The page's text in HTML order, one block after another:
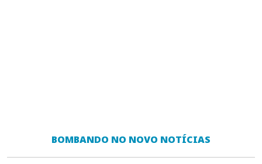
BOMBANDO NO NOVO NOTÍCIAS